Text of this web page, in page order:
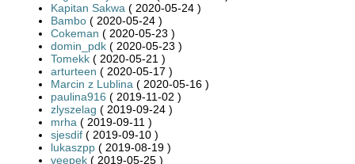
Kapitan Sakwa ( 2020-05-24 )
Bambo ( 2020-05-24 )
Cokeman ( 2020-05-23 )
domin_pdk ( 2020-05-23 )
Tomekk ( 2020-05-21 )
arturteen ( 2020-05-17 )
Marcin z Lublina ( 2020-05-16 )
paulina916 ( 2019-11-02 )
zlyszelag ( 2019-09-24 )
mrha ( 2019-09-11 )
sjesdif ( 2019-09-10 )
lukaszpp ( 2019-08-19 )
veepek ( 2019-05-25 )